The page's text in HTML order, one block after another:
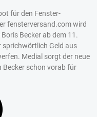
für den Fenster-
fensterversand.com wird
Becker ab dem 11.
sprichwörtlich Geld aus
Medial sorgt der neue
Becker schon vorab für